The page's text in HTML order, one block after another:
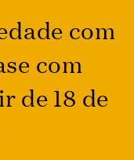
com
com
de 18 de